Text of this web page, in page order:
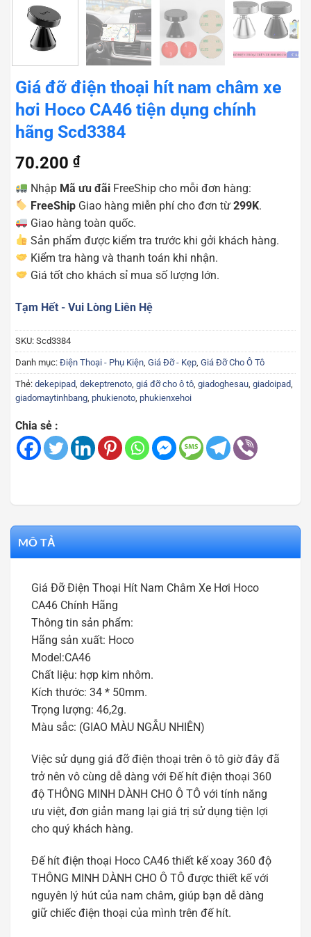
Giá đỡ điện thoại hít nam châm xe
hơi Hoco CA46 tiện dụng chính
hãng Scd3384
70.200 ₫
Nhập Mã ưu đãi FreeShip cho mỗi đơn hàng:
FreeShip Giao hàng miễn phí cho đơn từ299K.
Giao hàng toàn quốc.
Sản phẩm được kiểm tra trước khi gởi khách hàng.
Kiểm tra hàng và thanh toán khi nhận.
Giá tốt cho khách sỉ mua số lượng lớn.
Tạm Hết - Vui Lòng Liên Hệ
SKU: Scd3384
Danh mục: Điện Thoại - Phụ Kiện Giá Đỡ - Kẹp Giá Đỡ Cho Ô Tô
Thẻ: dekepipad dekeptrenoto giá đỡ cho ô tô giadoghesau giadoipad
giadomaytinhbang phukienoto phukienxehoi
Chia sẻ :
MÔ TẢ
Giá Đỡ Điện Thoại Hít Nam Châm Xe Hơi Hoco
CA46 Chính Hãng
Thông tin sản phẩm:
Hãng sản xuất: Hoco
Model:CA46
Chất liệu: hợp kim nhôm.
Kích thước: 34 * 50mm.
Trọng lượng: 46,2g.
Màu sắc: (GIAO MÀU NGẪU NHIÊN)
Việc sử dụng giá đỡ điện thoại trên ô tô giờ đây đã
trở nên vô cùng dễ dàng với Đế hít điện thoại 360
độ THÔNG MINH DÀNH CHO Ô TÔ với tính năng
ưu việt, đơn giản mang lại giá trị sử dụng tiện lợi
cho quý khách hàng.
Đế hít điện thoại Hoco CA46 thiết kế xoay 360 độ
THÔNG MINH DÀNH CHO Ô TÔ được thiết kế với
nguyên lý hút của nam châm, giúp bạn dễ dàng
giữ chiếc điện thoại của mình trên đế hít.